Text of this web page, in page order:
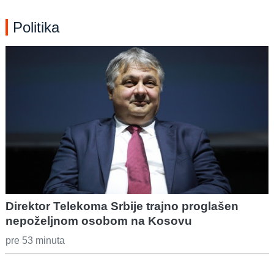
Politika
Direktor Telekoma Srbije trajno proglašen
nepoželjnom osobom na Kosovu
pre 53 minuta